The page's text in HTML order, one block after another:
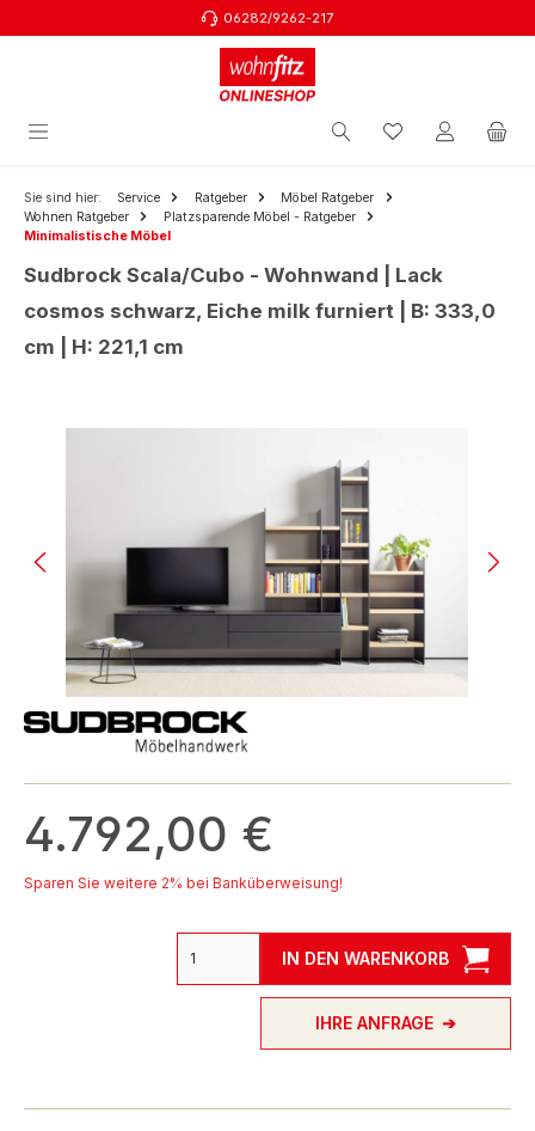
06282/9262-217
Sie sind hier: Service Ratgeber
Möbel Ratgeber
Wohnen Ratgeber
Platzsparende Möbel - Ratgeber
Minimalistische Möbel
Sudbrock Scala/Cubo - Wohnwand | Lack
cosmos schwarz, Eiche milk furniert | B: 333,0
cm | H: 221,1 cm
4.792,00 €
Sparen Sie weitere 2% bei Banküberweisung!
IN DEN WARENKORB
IHRE ANFRAGE